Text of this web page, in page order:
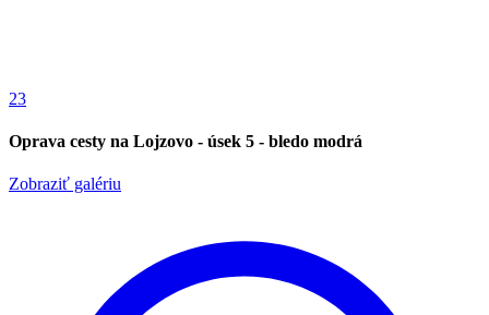
23
Oprava cesty na Lojzovo - úsek 5 - bledo modrá
Zobraziť galériu